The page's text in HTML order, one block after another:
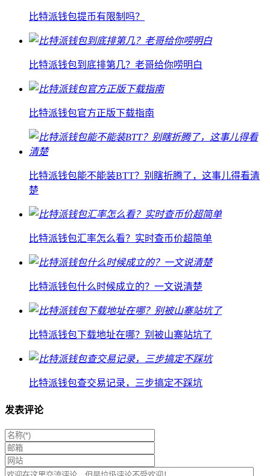
比特派钱包提币有限制吗？
比特派钱包到底排第几？老哥给你唠明白
比特派钱包官方正版下载指南
比特派钱包能不能装BTT？别瞎折腾了，这事儿得看清
楚
比特派钱包汇率怎么看？实时查币价超简单
比特派钱包什么时候成立的？一文说清楚
比特派钱包下载地址在哪？别被山寨站坑了
比特派钱包查交易记录，三步搞定不踩坑
发表评论